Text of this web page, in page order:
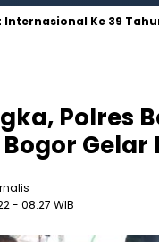
Ke 39 Tahun,
Polres
Gelar
- 08:27 WIB